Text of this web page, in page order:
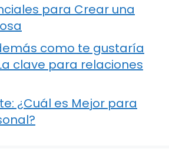
para Crear una
como te gustaría
clave para relaciones
¿Cuál es Mejor para